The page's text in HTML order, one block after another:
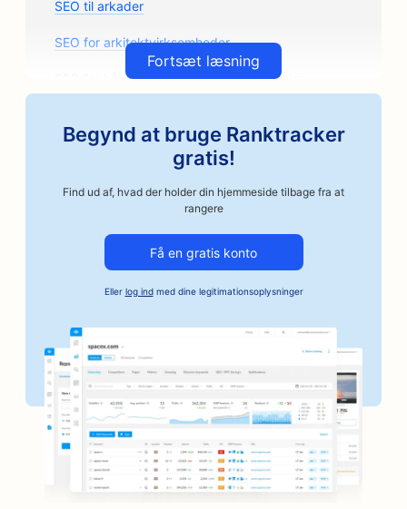
SEO til arkader
SEO for arkitektvirksomheder
SEO for håndværksmæssige kafferisterier
SEO for autoværksteder
SEO for autoværksteder
SEO for kautionstjenester
SEO for banker
SEO for bagerier
SEO for barbershops
SEO for grillbarer
SEO for butikker
SEO for botox- og fillertjenester
Fortsæt læsning
Begynd at bruge Ranktracker
gratis!
Find ud af, hvad der holder din hjemmeside tilbage fra at
rangere
Få en gratis konto
Eller log indmed dine legitimationsoplysninger